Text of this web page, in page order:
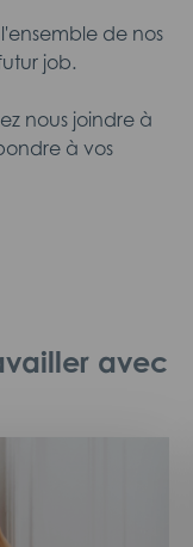
de nos
job.
nous joindre à
à vos
avec